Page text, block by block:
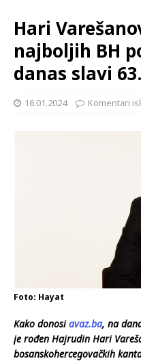
Hari
najboljih BH
danas slavi
16.01.2024 Komentari
Foto: Hayat
Kako donosiavaz.ba, na
je rođen Hajrudin Hari
bosanskohercegovačkih